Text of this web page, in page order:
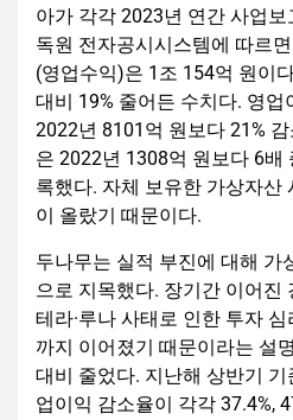
아가 각각 2023년 연간 사업
독원 전자공시시스템에 따르
(영업수익)은 1조 154억 원이
대비 19% 줄어든 수치다. 영
2022년 8101억 원보다 21%
은 2022년 1308억 원보다 6배
록했다. 자체 보유한 가상자산
이 올랐기 때문이다.
두나무는 실적 부진에 대해 가
으로 지목했다. 장기간 이어진
테라·루나 사태로 인한 투자
까지 이어졌기 때문이라는 설
대비 줄었다. 지난해 상반기
업이익 감소율이 각각 37.4%,